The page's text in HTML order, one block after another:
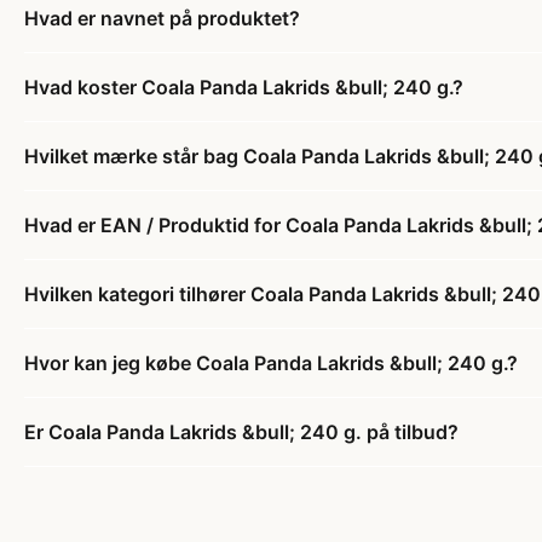
Hvad er navnet på produktet?
Hvad koster Coala Panda Lakrids &bull; 240 g.?
Hvilket mærke står bag Coala Panda Lakrids &bull; 240
Hvad er EAN / Produktid for Coala Panda Lakrids &bull;
Hvilken kategori tilhører Coala Panda Lakrids &bull; 240
Hvor kan jeg købe Coala Panda Lakrids &bull; 240 g.?
Er Coala Panda Lakrids &bull; 240 g. på tilbud?